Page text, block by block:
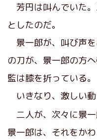
芳円は叫んでいた
としたのだ。
景一郎が、叫び声
の刀が、景一郎の方
監は膝を折っている。
いきなり、激しい動
二人が、次々に景
景一郎は、それをか